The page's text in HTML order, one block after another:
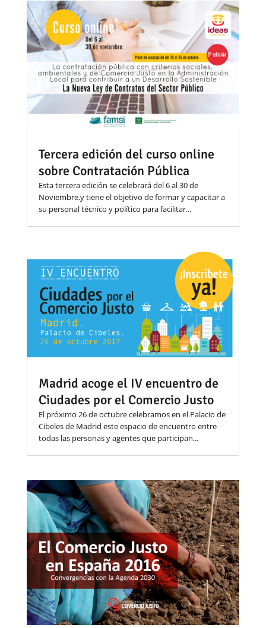
Tercera edición del curso online
sobre Contratación Pública
Esta tercera edición se celebrará del 6 al 30 de
Noviembre.y tiene el objetivo de formar y capacitar a
su personal técnico y político para facilitar...
Madrid acoge el IV encuentro de
Ciudades por el Comercio Justo
El próximo 26 de octubre celebramos en el Palacio de
Cibeles de Madrid este espacio de encuentro entre
todas las personas y agentes que participan...